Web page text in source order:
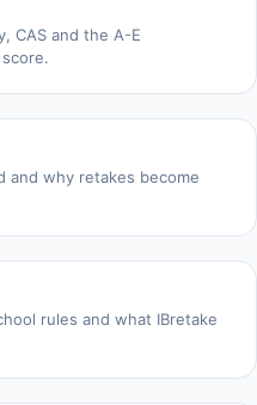
CAS and the A-E
and why retakes become
rules and what IBretake